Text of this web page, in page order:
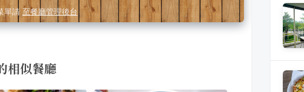
單請 至餐廳管理後台
相似餐廳